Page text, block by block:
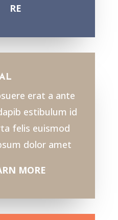
RE
erat a ante
estibulum id
felis euismod
dolor amet
MORE